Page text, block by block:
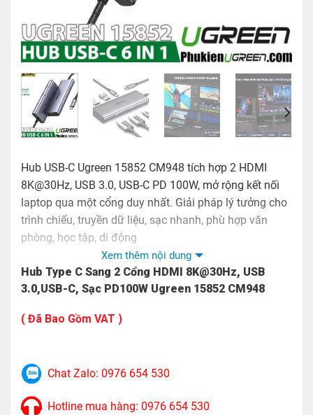
Hub USB-C Ugreen 15852 CM948 tích hợp 2 HDMI
8K@30Hz, USB 3.0, USB-C PD 100W, mở rộng kết nối
laptop qua một cổng duy nhất. Giải pháp lý tưởng cho
trình chiếu, truyền dữ liệu, sạc nhanh, phù hợp văn
phòng, học tập, di động
Model: 15852 / CM948
Tính năng: Bộ chuyển USB Type C 6 in 1
Input: USB-C / Thunderbolt
1x HDMI 8K @30Hz / 4K 120Hz
1x HDMI 4K @60Hz
Xem thêm nội dung
Hub Type C Sang 2 Cổng HDMI 8K@30Hz, USB
3.0,USB-C, Sạc PD100W Ugreen 15852 CM948
( Đã Bao Gồm VAT )
Chat Zalo: 0976 654 530
Hotline mua hàng: 0976 654 530